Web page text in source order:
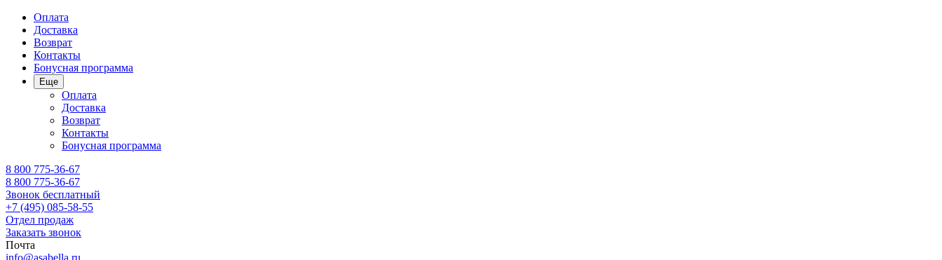
Оплата
Доставка
Возврат
Контакты
Бонусная программа
Еще
Оплата
Доставка
Возврат
Контакты
Бонусная программа
8 800 775-36-67
8 800 775-36-67
Звонок бесплатный
+7 (495) 085-58-55
Отдел продаж
Заказать звонок
Почта
info@asabella.ru